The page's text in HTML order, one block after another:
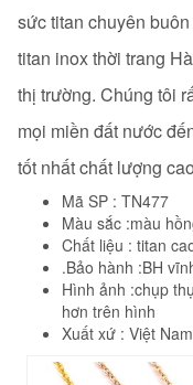
sức titan chuyên
titan inox thời trang
thị trường. Chúng tôi
mọi miền đất nước
tốt nhất chất lượng
Mã SP : TN477
Màu sắc :màu
Chất liệu : titan
.Bảo hành :BH
Hình ảnh :chụp
hơn trên hình
Xuất xứ : Việt